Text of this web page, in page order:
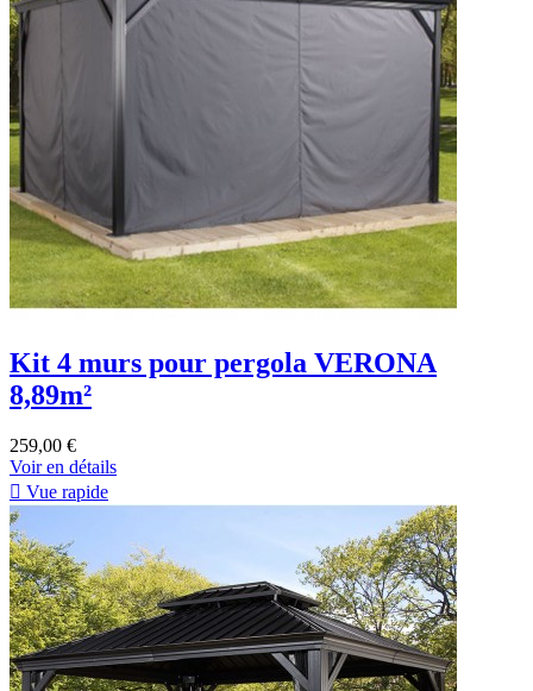
Kit 4 murs pour pergola VERONA
8,89m²
259,00 €
Voir en détails
 Vue rapide